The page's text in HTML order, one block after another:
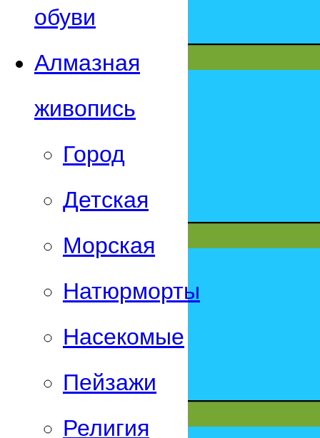
обуви
Алмазная
живопись
Город
Детская
Морская
Натюрморты
Насекомые
Пейзажи
Религия